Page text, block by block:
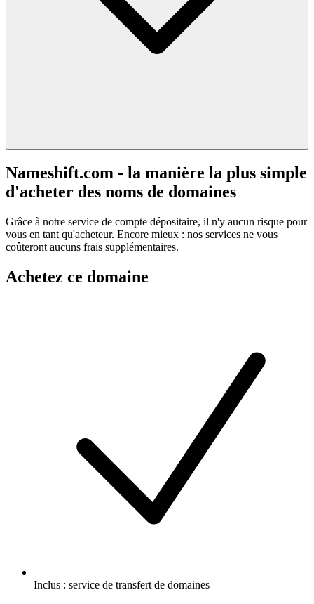
Nameshift.com - la manière la plus simple
d'acheter des noms de domaines
Grâce à notre service de compte dépositaire, il n'y aucun risque pour
vous en tant qu'acheteur. Encore mieux : nos services ne vous
coûteront aucuns frais supplémentaires.
Achetez ce domaine
Inclus : service de transfert de domaines